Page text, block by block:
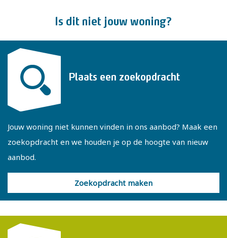
met extra bergruimte en de opstelling van de C.V.-
installatie.
Enkele kenmerken:
- Volledig geïsoleerd en voorzien van dubbel glas
- Energielabel B
grond
- Garage met vliering en eigen oprit
- Gebruiksoppervlakte 123 m², inhoud 578 m³ en
zelf online de afspraak in via onze website of vraag een
Is dit niet jouw woning?
Plaats een zoekopdracht
Jouw woning niet kunnen vinden in ons aanbod? Maak een
zoekopdracht en we houden je op de hoogte van nieuw
aanbod.
Zoekopdracht maken